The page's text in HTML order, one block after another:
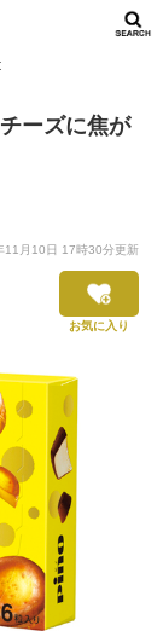
ーズに焦が
11月10日 17時30分更新
お気に入り